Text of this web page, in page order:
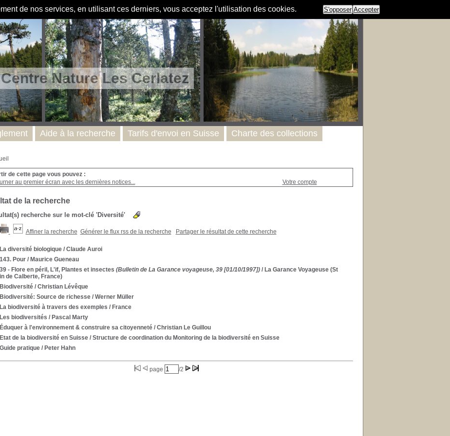
de nos services, en utilisant ces derniers, vous acceptez l'utilisation des cookies. S'opposer Accepter
Nature Les Cerlatez
de cette page vous pouvez :
au premier écran avec les dernières notices...
Votre compte
de la recherche
recherche sur le mot-clé 'Diversité'
Affiner la recherche Générer le flux rss de la recherche Partager le résultat de cette recherche
La diversité biologique/ Claude Auroi
143. Pour/ Maurice Gueneau
39 - Flore en péril, L'if, Plantes et insectes (Bulletin de La Garance voyageuse, 39 [01/10/1997])/ La Garance Voyageuse (St
de Calberte, France)
Biodiversité/ Christian Lévêque
Biodiversité: Source de richesse/ Werner Müller
La biodiversité à travers des exemples / France
Les biodiversités / Pascal Marty
Éduquer à l'environnement & construire sa citoyenneté/ Christian Le Guillou
Etat de la biodiversité en Suisse/ Structure de coordination du Monitoring de la biodiversité en Suisse
Guide pratique/ Peter Hahn
page /2
Aide à la recherche Tarifs d'envoi en Suisse Charte des collections